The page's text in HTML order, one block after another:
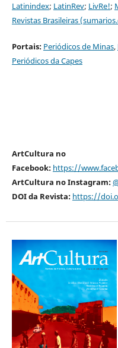
Latinindex; LatinRev; LivRe!;
Revistas Brasileiras
Portais: Periódicos de Minas,
Periódicos da Capes
ArtCultura no
Facebook: https://
ArtCultura no Instagram:
DOI da Revista: https://